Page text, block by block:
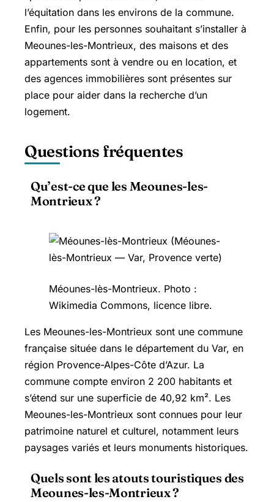
l’équitation dans les environs de la commune.
Enfin, pour les personnes souhaitant s’installer à
Meounes-les-Montrieux, des maisons et des
appartements sont à vendre ou en location, et
des agences immobilières sont présentes sur
place pour aider dans la recherche d’un
logement.
Questions fréquentes
Qu’est-ce que les Meounes-les-
Montrieux ?
Méounes-lès-Montrieux. Photo :
Wikimedia Commons, licence libre.
Les Meounes-les-Montrieux sont une commune
française située dans le département du Var, en
région Provence-Alpes-Côte d’Azur. La
commune compte environ 2 200 habitants et
s’étend sur une superficie de 40,92 km². Les
Meounes-les-Montrieux sont connues pour leur
patrimoine naturel et culturel, notamment leurs
paysages variés et leurs monuments historiques.
Quels sont les atouts touristiques des
Meounes-les-Montrieux ?